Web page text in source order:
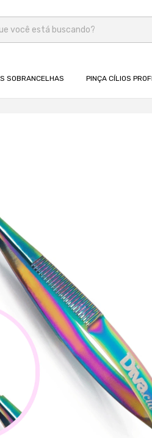
SOBRANCELHAS PINÇA CÍLIOS